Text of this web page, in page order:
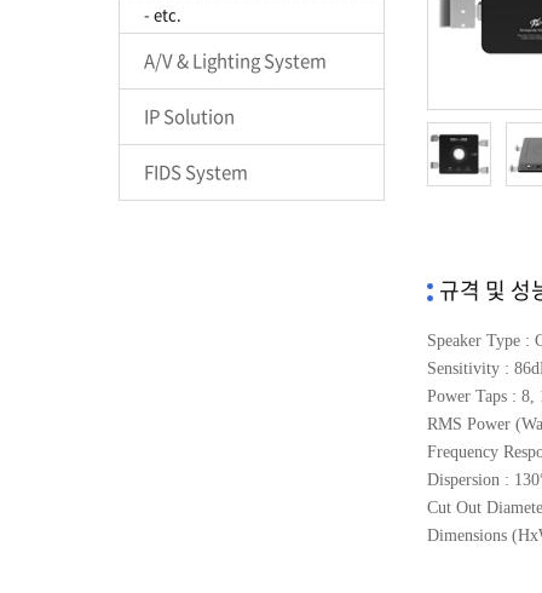
- etc.
A/V & Lighting System
IP Solution
FIDS System
규격 및 성
Speaker Type :
Sensitivity :
Power Taps : 8,
RMS Power
Frequency
Dispersion :
Cut Out
Dimensions